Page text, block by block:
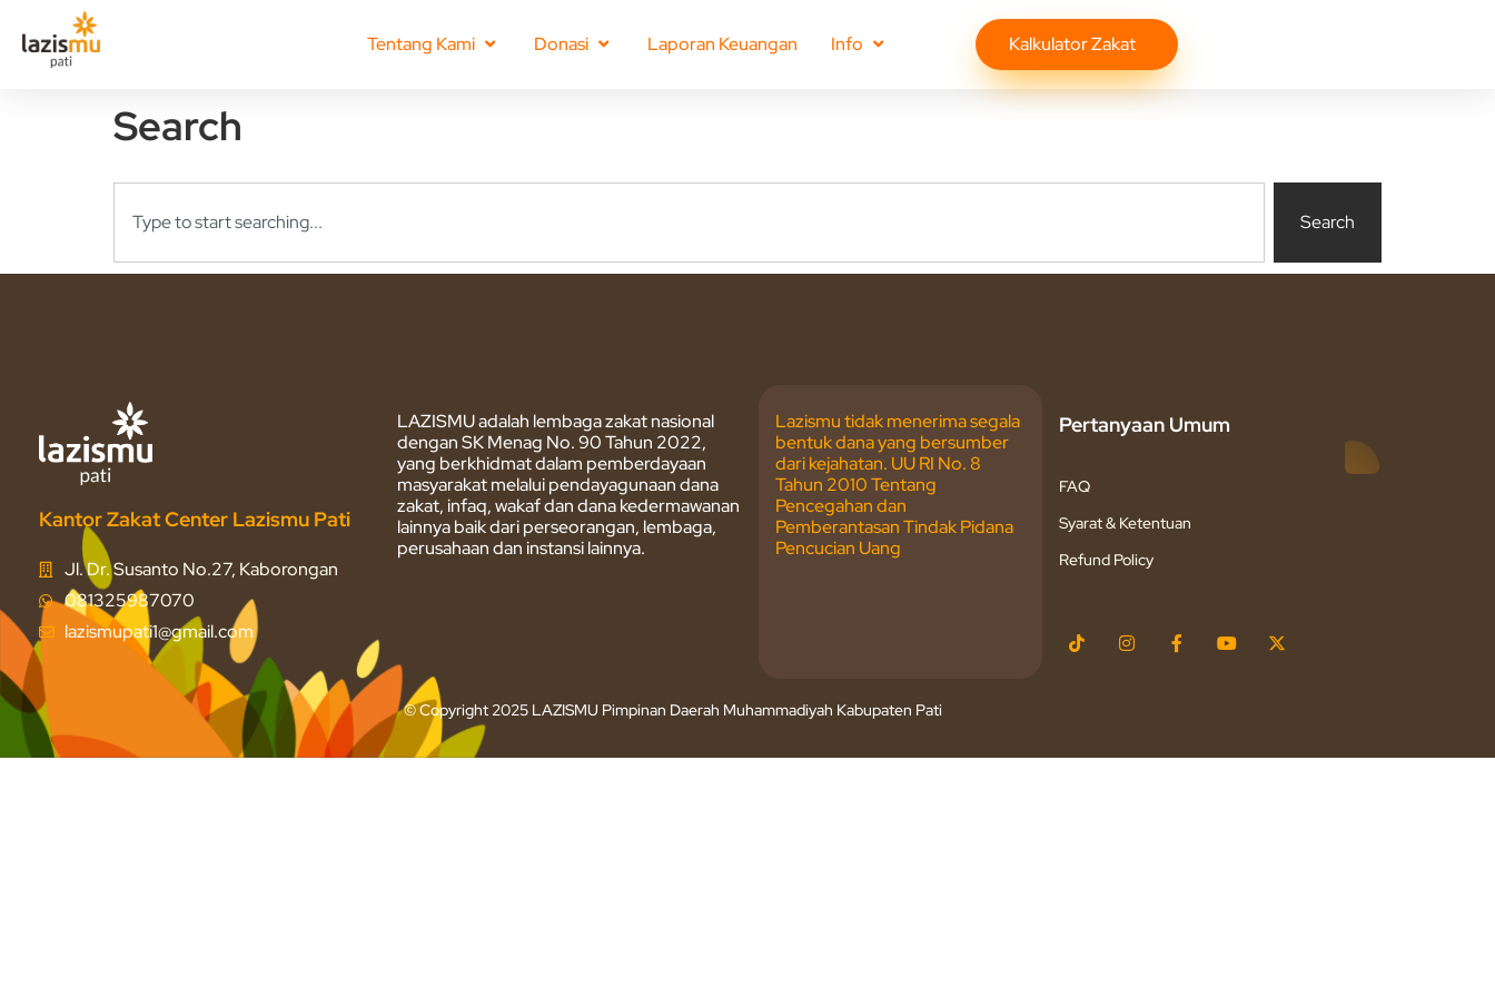
Tentang Kami Donasi Laporan Keuangan Info Kalkulator Zakat
Search
Search
Kantor Zakat Center Lazismu Pati
Jl. Dr. Susanto No.27, Kaborongan
081325987070
lazismupati1@gmail.com
LAZISMU adalah lembaga zakat nasional
dengan SK Menag No. 90 Tahun 2022,
yang berkhidmat dalam pemberdayaan
masyarakat melalui pendayagunaan dana
zakat, infaq, wakaf dan dana kedermawanan
lainnya baik dari perseorangan, lembaga,
perusahaan dan instansi lainnya.
Lazismu tidak menerima segala
bentuk dana yang bersumber
dari kejahatan. UU RI No. 8
Tahun 2010 Tentang
Pencegahan dan
Pemberantasan Tindak Pidana
Pencucian Uang
Pertanyaan Umum
FAQ
Syarat & Ketentuan
Refund Policy
© Copyright 2025 LAZISMU Pimpinan Daerah Muhammadiyah Kabupaten Pati